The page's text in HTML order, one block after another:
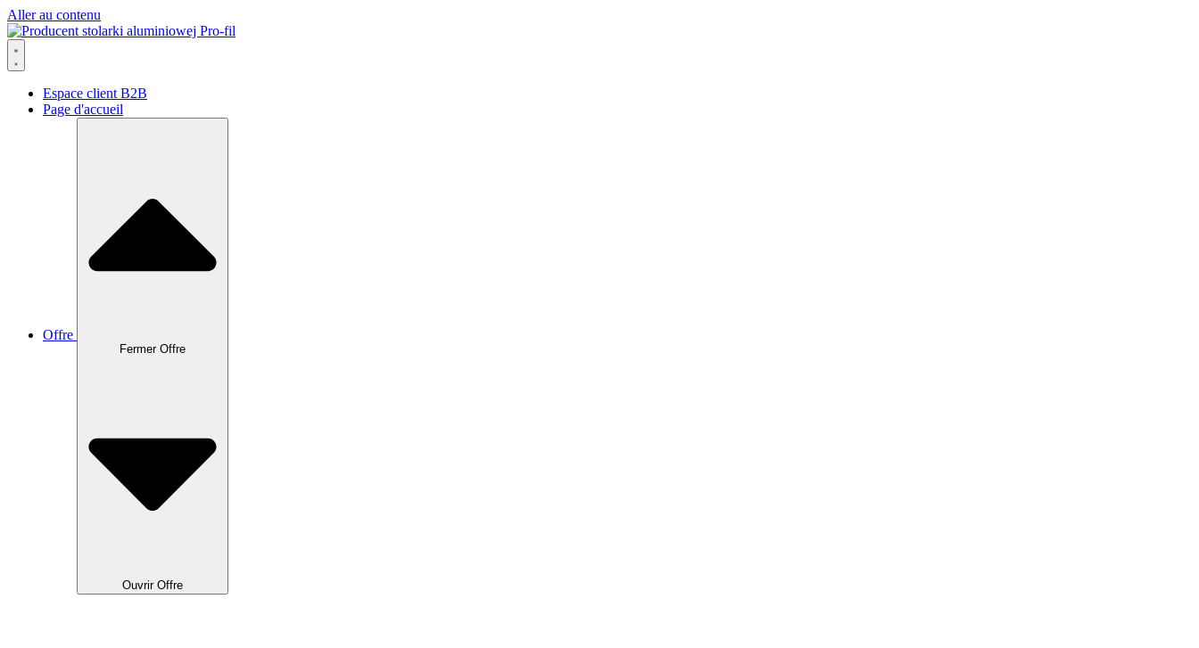
Aller au contenu
Espace client B2B
Page d'accueil
Offre
Fermer Offre
Ouvrir Offre